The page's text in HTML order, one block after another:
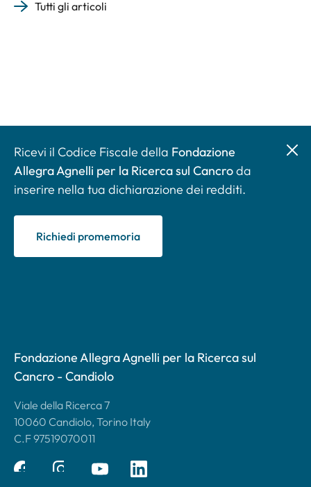
Tutti gli articoli
Ricevi il Codice Fiscale della Fondazione
Allegra Agnelli per la Ricerca sul Cancroda
inserire nella tua dichiarazione dei redditi.
Richiedi promemoria
Fondazione Allegra Agnelli per la Ricerca sul
Cancro - Candiolo
Viale della Ricerca 7
10060 Candiolo, Torino Italy
C.F 97519070011